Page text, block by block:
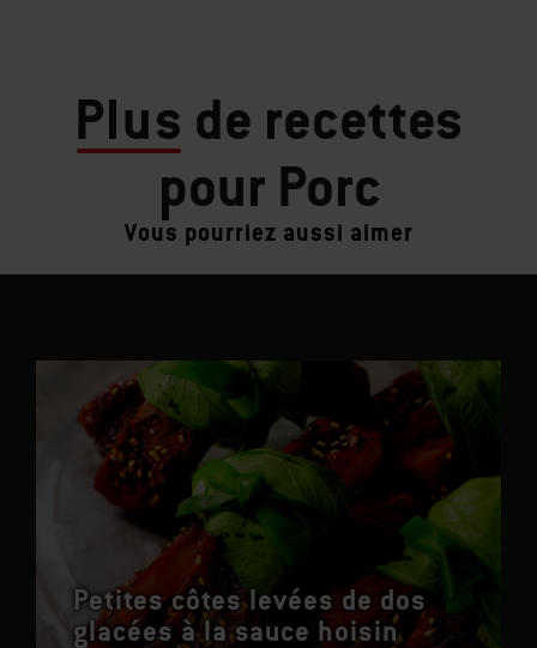
Plus de recettes
pour Porc
Vous pourriez aussi aimer
Petites côtes levées de dos
glacées à la sauce hoisin